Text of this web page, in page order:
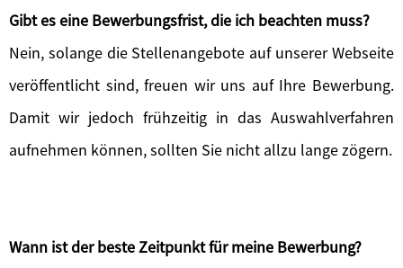
Gibt es eine Bewerbungsfrist, die ich beachten muss?
Nein, solange die Stellenangebote auf unserer Webseite
veröffentlicht sind, freuen wir uns auf Ihre Bewerbung.
Damit wir jedoch frühzeitig in das Auswahlverfahren
aufnehmen können, sollten Sie nicht allzu lange zögern.
Wann ist der beste Zeitpunkt für meine Bewerbung?